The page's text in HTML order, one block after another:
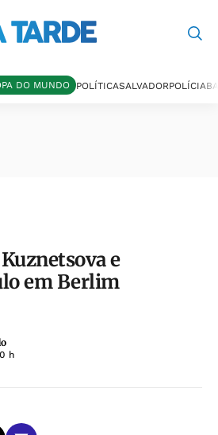
DO MUNDO POLÍTICASALVADORPOLÍCIA
e
em Berlim
h